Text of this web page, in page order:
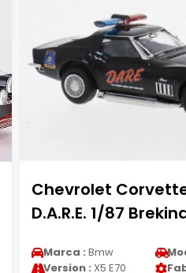
Chevrolet
D.A.R.E. 1/87
Marca : Bmw
Version : X5 E70